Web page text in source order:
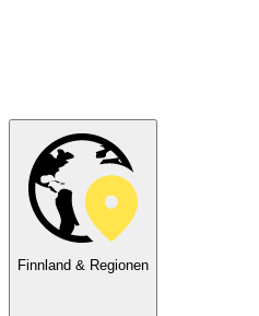
Finnland & Regionen